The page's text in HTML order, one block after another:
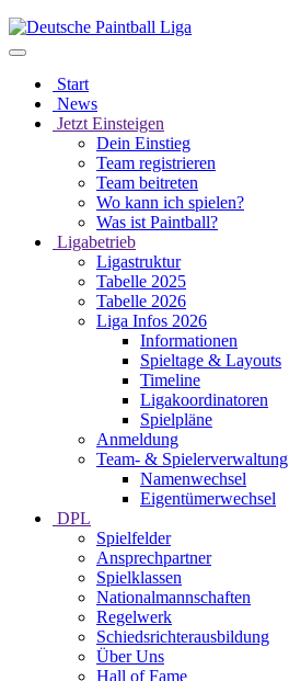
Start
News
Jetzt Einsteigen
Dein Einstieg
Team registrieren
Team beitreten
Wo kann ich spielen?
Was ist Paintball?
Ligabetrieb
Ligastruktur
Tabelle 2025
Tabelle 2026
Liga Infos 2026
Informationen
Spieltage & Layouts
Timeline
Ligakoordinatoren
Spielpläne
Anmeldung
Team- & Spielerverwaltung
Namenwechsel
Eigentümerwechsel
DPL
Spielfelder
Ansprechpartner
Spielklassen
Nationalmannschaften
Regelwerk
Schiedsrichterausbildung
Über Uns
Hall of Fame